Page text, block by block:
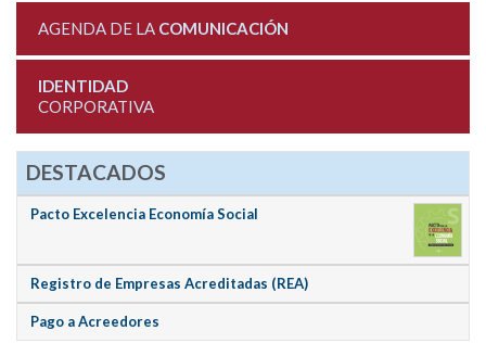
AGENDA DE LA COMUNICACIÓN
IDENTIDAD
CORPORATIVA
DESTACADOS
Pacto Excelencia Economía Social
Registro de Empresas Acreditadas (REA)
Pago a Acreedores